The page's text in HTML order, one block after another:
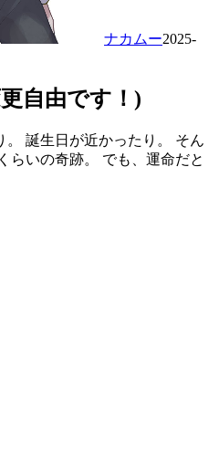
ナカムー2025-
自由です！)
誕生日が近かったり。 そん
らいの奇跡。 でも、運命だと